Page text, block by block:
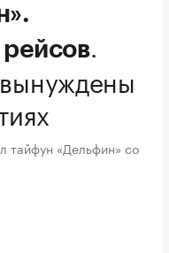
.
тайфун «Дельфин» со